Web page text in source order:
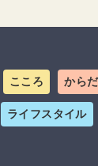
こころ からだ
ライフスタイル